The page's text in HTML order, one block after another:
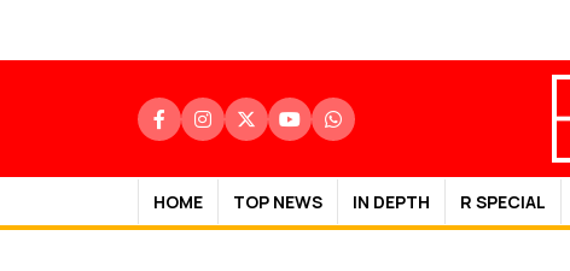
HOME TOP NEWS IN DEPTH R SPECIAL